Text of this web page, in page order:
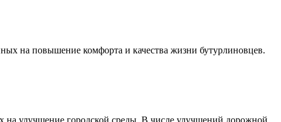
на повышение комфорта и качества жизни бутурлиновцев.
на улучшение городской среды. В числе улучшений дорожной